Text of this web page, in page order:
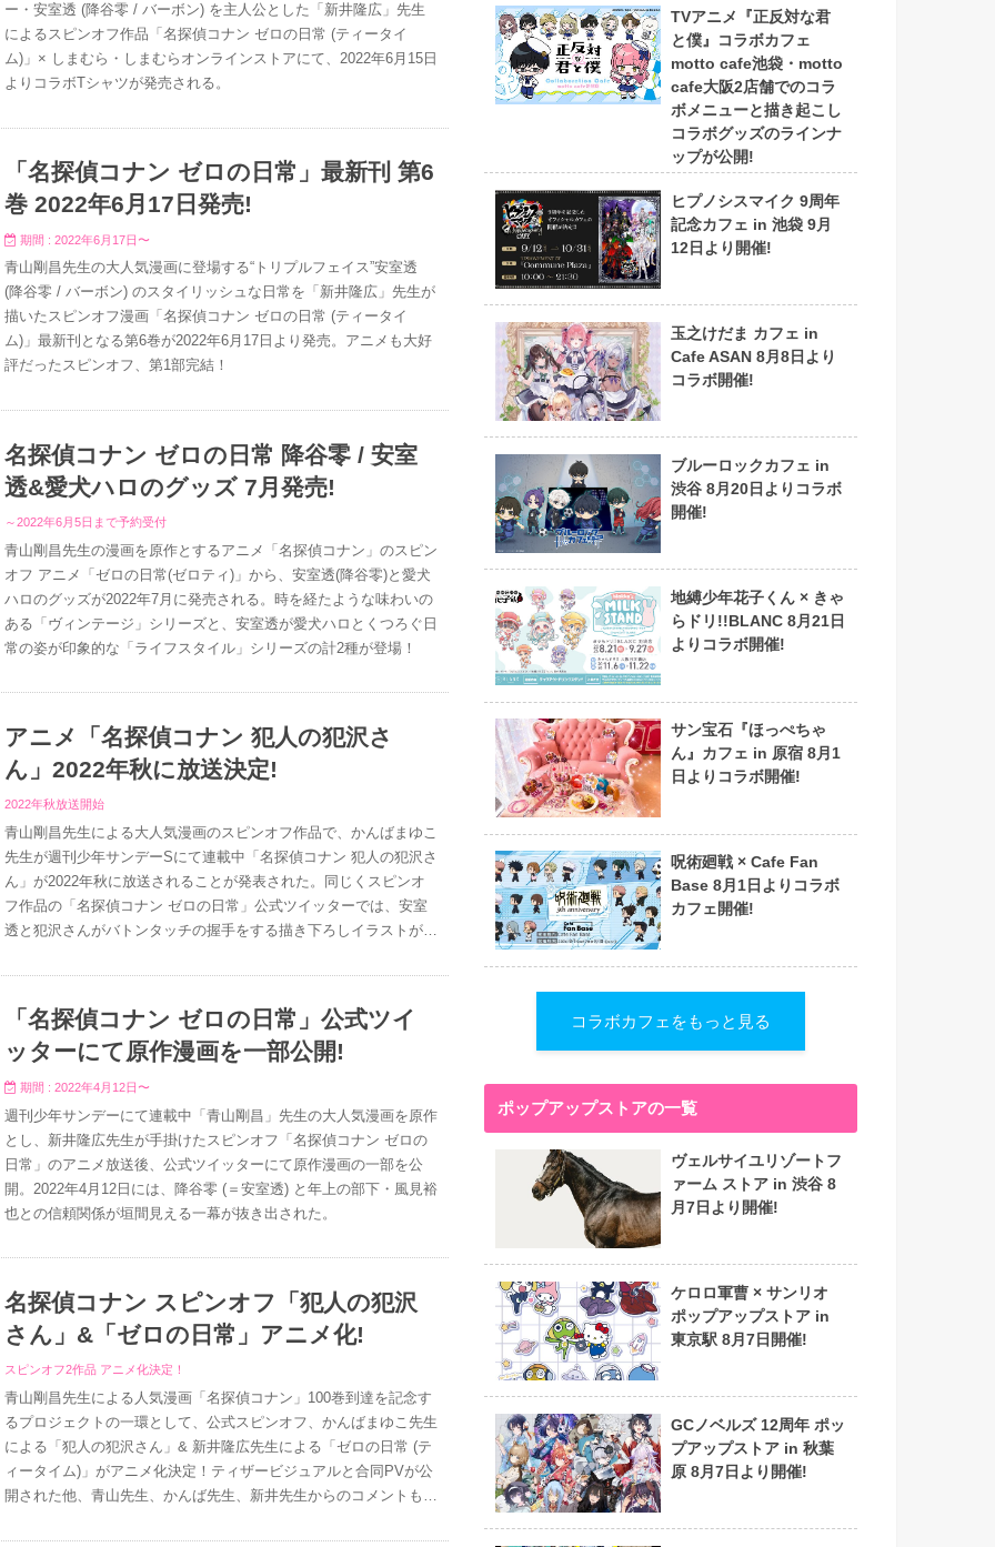
ー・安室透 (降谷零 / バーボン) を主人公とした「新井隆広」先生
によるスピンオフ作品「名探偵コナン ゼロの日常 (ティータイ
ム)」× しまむら・しまむらオンラインストアにて、2022年6月15日
よりコラボTシャツが発売される。
「名探偵コナン ゼロの日常」最新刊 第6
巻 2022年6月17日発売!
期間 : 2022年6月17日〜
青山剛昌先生の大人気漫画に登場する“トリプルフェイス”安室透
(降谷零 / バーボン) のスタイリッシュな日常を「新井隆広」先生が
描いたスピンオフ漫画「名探偵コナン ゼロの日常 (ティータイ
ム)」最新刊となる第6巻が2022年6月17日より発売。アニメも大好
評だったスピンオフ、第1部完結！
名探偵コナン ゼロの日常 降谷零 / 安室
透&愛犬ハロのグッズ 7月発売!
～2022年6月5日まで予約受付
青山剛昌先生の漫画を原作とするアニメ「名探偵コナン」のスピン
オフ アニメ「ゼロの日常(ゼロティ)」から、安室透(降谷零)と愛犬
ハロのグッズが2022年7月に発売される。時を経たような味わいの
ある「ヴィンテージ」シリーズと、安室透が愛犬ハロとくつろぐ日
常の姿が印象的な「ライフスタイル」シリーズの計2種が登場！
アニメ「名探偵コナン 犯人の犯沢さ
ん」2022年秋に放送決定!
2022年秋放送開始
青山剛昌先生による大人気漫画のスピンオフ作品で、かんばまゆこ
先生が週刊少年サンデーSにて連載中「名探偵コナン 犯人の犯沢さ
ん」が2022年秋に放送されることが発表された。同じくスピンオ
フ作品の「名探偵コナン ゼロの日常」公式ツイッターでは、安室
透と犯沢さんがバトンタッチの握手をする描き下ろしイラストが公
「名探偵コナン ゼロの日常」公式ツイ
ッターにて原作漫画を一部公開!
期間 : 2022年4月12日〜
週刊少年サンデーにて連載中「青山剛昌」先生の大人気漫画を原作
とし、新井隆広先生が手掛けたスピンオフ「名探偵コナン ゼロの
日常」のアニメ放送後、公式ツイッターにて原作漫画の一部を公
開。2022年4月12日には、降谷零 (＝安室透) と年上の部下・風見裕
也との信頼関係が垣間見える一幕が抜き出された。
名探偵コナン スピンオフ「犯人の犯沢
さん」&「ゼロの日常」アニメ化!
スピンオフ2作品 アニメ化決定！
青山剛昌先生による人気漫画「名探偵コナン」100巻到達を記念す
るプロジェクトの一環として、公式スピンオフ、かんばまゆこ先生
による「犯人の犯沢さん」& 新井隆広先生による「ゼロの日常 (テ
ィータイム)」がアニメ化決定！ティザービジュアルと合同PVが公
開された他、青山先生、かんば先生、新井先生からのコメントも到
TVアニメ『正反対な君
と僕』コラボカフェ
motto cafe池袋・motto
cafe大阪2店舗でのコラ
ボメニューと描き起こし
コラボグッズのラインナ
ップが公開!
ヒプノシスマイク 9周年
記念カフェ in 池袋 9月
12日より開催!
玉之けだま カフェ in
Cafe ASAN 8月8日より
コラボ開催!
ブルーロックカフェ in
渋谷 8月20日よりコラボ
開催!
地縛少年花子くん × きゃ
らドリ!!BLANC 8月21日
よりコラボ開催!
サン宝石『ほっぺちゃ
ん』カフェ in 原宿 8月1
日よりコラボ開催!
呪術廻戦 × Cafe Fan
Base 8月1日よりコラボ
カフェ開催!
コラボカフェをもっと見る
ポップアップストアの一覧
ヴェルサイユリゾートフ
ァーム ストア in 渋谷 8
月7日より開催!
ケロロ軍曹 × サンリオ
ポップアップストア in
東京駅 8月7日開催!
GCノベルズ 12周年 ポッ
プアップストア in 秋葉
原 8月7日より開催!